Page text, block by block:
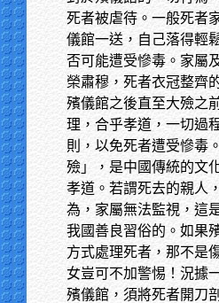
死者被虐待。一般死者
儀館一送，自己落得輕
否可能遭受慘毒。家屬
榮肅穆，死者衣冠整齊
殯儀館之後直至大殮之
理，合乎孝道，一切過
則，以免死者遭受慘毒
殮」，是中國傳統的文
孝道。若謂死去的親人
為，家屬無法監視，這
我國善良習俗的。如果
方式處理死者，那不是
女豈可不加警惕！況據
殯儀館，須將死者開刀